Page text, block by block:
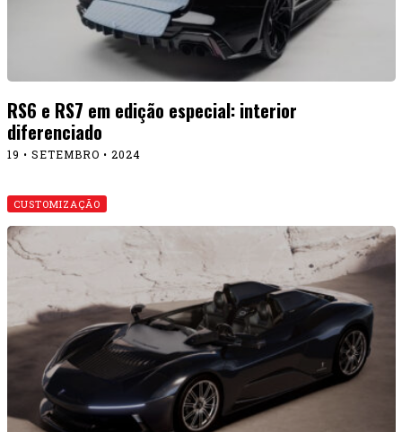
RS6 e RS7 em edição especial: interior
diferenciado
19 • SETEMBRO • 2024
CUSTOMIZAÇÃO